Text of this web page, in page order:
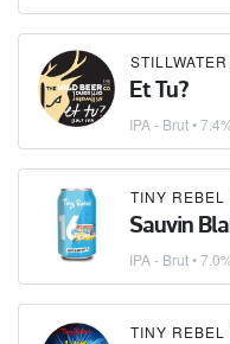
Et Tu?
IPA - Brut•
TINY REBEL
Sauvin
IPA - Brut•
TINY REBEL